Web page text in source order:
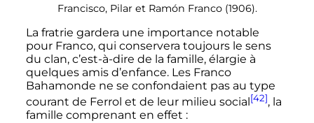
Francisco, Pilar et Ramón Franco (1906).
La fratrie gardera une importance notable
pour Franco, qui conservera toujours le sens
du clan, c’est-à-dire de la famille, élargie à
quelques amis d’enfance. Les Franco
Bahamonde ne se confondaient pas au type
courant de Ferrol et de leur milieu social [42], la
famille comprenant en effet :